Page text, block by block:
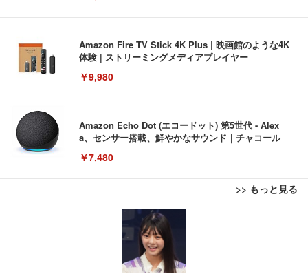
Amazon Fire TV Stick 4K Plus | 映画館のような4K
体験 | ストリーミングメディアプレイヤー
￥9,980
Amazon Echo Dot (エコードット) 第5世代 - Alex
a、センサー搭載、鮮やかなサウンド｜チャコール
￥7,480
>> もっと見る
[EdoErgo] オフィスチェア 椅子 テレワーク 疲れな
い 跳ね上げ式アームレスト コンパクト 約105度ロッ
キング pc 事務椅子 360度回転 座面昇降 強化ナイロ
ン樹脂ベース 通気性メッシュ 在宅ワーク H-WY01
(黒網+黒枠+黒足)
EIZO ビジネス向けプレミアムモニター | FlexScan
EV3240X-WT | 31.5型4K UHD・USB Type-C・ホワ
￥105,595
Amazonベーシック ペットシーツ 薄型 レギュラー 1
回使い捨て 無香料 ホワイト 300枚